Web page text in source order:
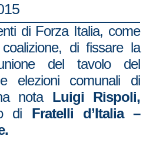
di Forza Italia, come
di fissare la
del tavolo del
elezioni comunali di
nota Luigi Rispoli,
di Fratelli d’Italia –